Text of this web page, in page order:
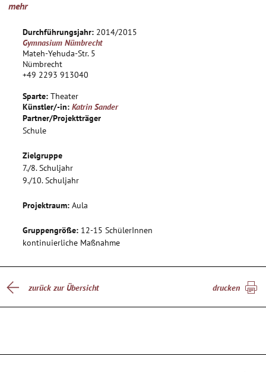
mehr
Durchführungsjahr: 2014/2015
Gymnasium Nümbrecht
Mateh-Yehuda-Str. 5
Nümbrecht
+49 2293 913040
Sparte: Theater
Künstler/-in: Katrin Sander
Partner/Projektträger
Schule
Zielgruppe
7./8. Schuljahr
9./10. Schuljahr
Projektraum: Aula
Gruppengröße: 12-15 SchülerInnen
kontinuierliche Maßnahme
zurück zur Übersicht drucken